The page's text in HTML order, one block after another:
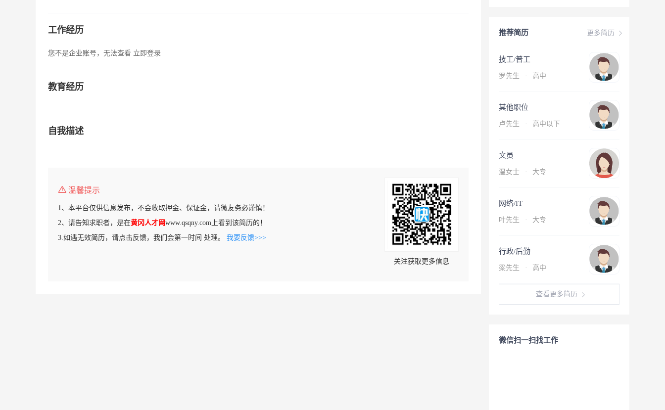
工作经历
您不是企业账号，无法查看 立即登录
教育经历
自我描述
温馨提示
1、本平台仅供信息发布，不会收取押金、保证金，请微友务必谨慎！
2、请告知求职者，是在黄冈人才网www.qsqny.com上看到该简历的！
3.如遇无效简历，请点击反馈，我们会第一时间 处理。 我要反馈>>>
关注获取更多信息
更多简历
推荐简历
技工/普工
罗先生 · 高中
其他职位
卢先生 · 高中以下
文员
温女士 · 大专
网络/IT
叶先生 · 大专
行政/后勤
梁先生 · 高中
查看更多简历
微信扫一扫找工作